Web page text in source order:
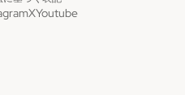
XYoutube